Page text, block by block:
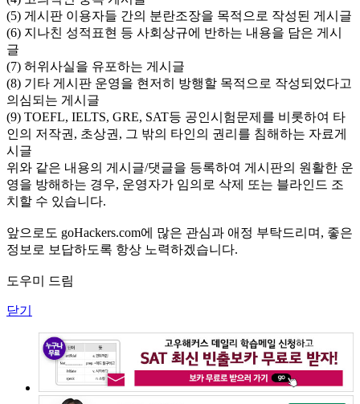
(5) 게시판 이용자들 간의 분란조장을 목적으로 작성된 게시글
(6) 지나친 성적표현 등 사회상규에 반하는 내용을 담은 게시
글
(7) 허위사실을 유포하는 게시글
(8) 기타 게시판 운영을 현저히 방행할 목적으로 작성되었다고
의심되는 게시글
(9) TOEFL, IELTS, GRE, SAT등 공인시험문제를 비롯하여 타
인의 저작권, 초상권, 그 밖의 타인의 권리를 침해하는 자료게
시글
위와 같은 내용의 게시글/댓글을 등록하여 게시판의 원활한 운
영을 방해하는 경우, 운영자가 임의로 삭제 또는 블라인드 조
치할 수 있습니다.
앞으로도 goHackers.com에 많은 관심과 애정 부탁드리며, 좋은
정보로 보답하도록 항상 노력하겠습니다.
도우미 드림
닫기